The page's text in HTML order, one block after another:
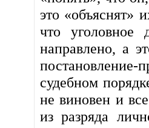
это «объяснят»
что
направлено, а
судебном
не виновен и
из разряда